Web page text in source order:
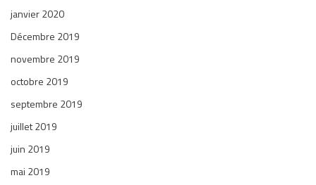
janvier 2020
Décembre 2019
novembre 2019
octobre 2019
septembre 2019
juillet 2019
juin 2019
mai 2019